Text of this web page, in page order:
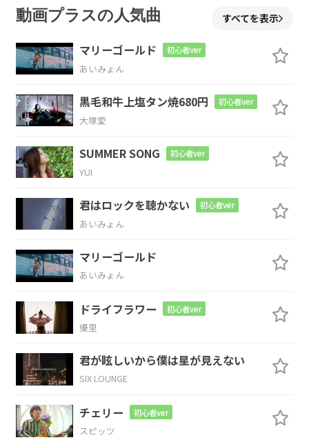
E
ヨーでる ヨーでる
E/A
ヨーでる
E
ようかいでるけん でら れん けん
E
ヨーでる ヨーでる
A
ようかいでるけん
E/A B E
D
ローイレ ローイレ 仲間にローイレ 友達大事!
妖 怪 妖怪 妖怪 ウォッチッチ!
E
動画プラスの人気曲 すべてを表示
マリーゴールド 初心者ver
あいみょん
黒毛和牛上塩タン焼680円 初心者ver
大塚愛
SUMMER SONG 初心者ver
YUI
君はロックを聴かない 初心者ver
あいみょん
マリーゴールド
あいみょん
ドライフラワー 初心者ver
優里
君が眩しいから僕は星が見えない
SIX LOUNGE
チェリー 初心者ver
スピッツ